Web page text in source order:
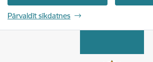
Pārvaldīt sīkdatnes